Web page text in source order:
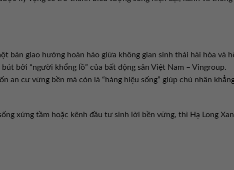
bản giao hưởng hoàn hảo giữa không gian sinh thái hài hòa và
bởi “người khổng lồ” của bất động sản Việt Nam – Vingroup.
an cư vững bền mà còn là “hàng hiệu sống” giúp chủ nhân
xứng tầm hoặc kênh đầu tư sinh lời bền vững, thì Hạ Long